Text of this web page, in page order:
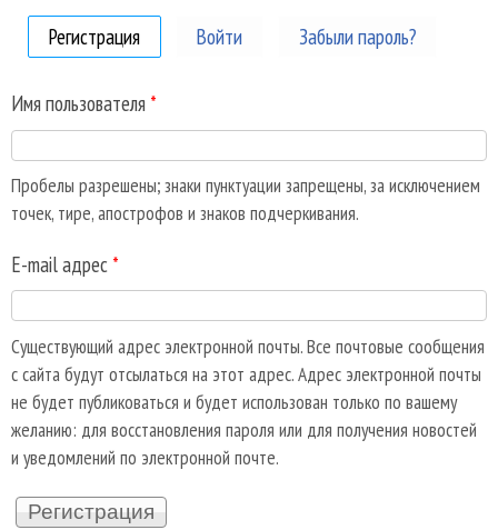
Регистрация (активная вкладка)
Войти Забыли пароль?
Имя пользователя *
Пробелы разрешены; знаки пунктуации запрещены, за исключением
точек, тире, апострофов и знаков подчеркивания.
E-mail адрес *
Существующий адрес электронной почты. Все почтовые сообщения
с сайта будут отсылаться на этот адрес. Адрес электронной почты
не будет публиковаться и будет использован только по вашему
желанию: для восстановления пароля или для получения новостей
и уведомлений по электронной почте.